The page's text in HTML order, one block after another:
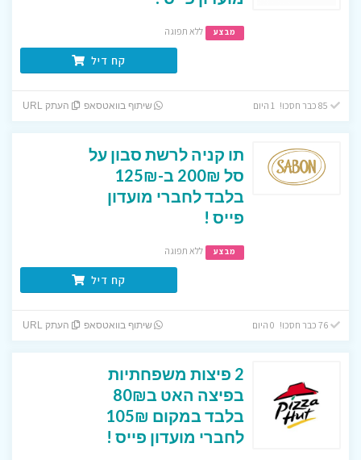
מבצע ללא תפוגה
קח דיל
שיתוף בוואטסאפ העתק URL
תו קניה לרשת סבון על
סל 200₪ ב-125₪
בלבד לחברי מועדון
פייס !
מבצע ללא תפוגה
קח דיל
76 כבר חסכו! 0 היום שיתוף בוואטסאפ העתק URL
2 פיצות משפחתיות
בפיצה האט ב80₪
בלבד במקום 105₪
לחברי מועדון פייס !